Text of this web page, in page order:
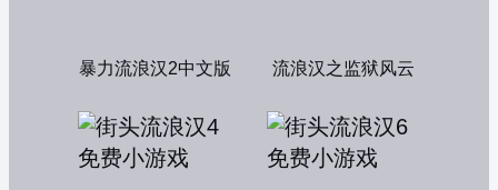
暴力流浪汉2中文版 流浪汉之监狱风云